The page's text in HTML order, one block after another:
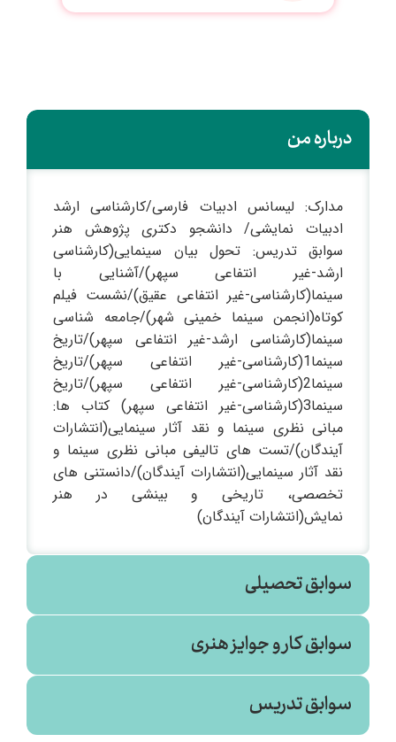
درباره من
مدارک: لیسانس ادبیات فارسی/کارشناسی ارشد
ادبیات نمایشی/ دانشجو دکتری پژوهش هنر
سوابق تدریس: تحول بیان سینمایی(کارشناسی
ارشد-غیر انتفاعی سپهر)/آشنایی با
سینما(کارشناسی-غیر انتفاعی عقیق)/نشست فیلم
کوتاه(انجمن سینما خمینی شهر)/جامعه شناسی
سینما(کارشناسی ارشد-غیر انتفاعی سپهر)/تاریخ
سینما1(کارشناسی-غیر انتفاعی سپهر)/تاریخ
سینما2(کارشناسی-غیر انتفاعی سپهر)/تاریخ
سینما3(کارشناسی-غیر انتفاعی سپهر) کتاب ها:
مبانی نظری سینما و نقد آثار سینمایی(انتشارات
آیندگان)/تست های تالیفی مبانی نظری سینما و
نقد آثار سینمایی(انتشارات آیندگان)/دانستنی های
تخصصی، تاریخی و بینشی در هنر
نمایش(انتشارات آیندگان)
سوابق تحصیلی
ادبیات فارسی
پیام نور مرکز اصفهان (۱۳۹۰)
سوابق کار و جوایز هنری
سوابق تدریس